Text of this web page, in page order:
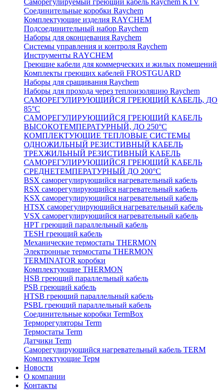
Саморегулируемый греющий кабель Raychem KTV
Соединительные коробки Raychem
Комплектующие изделия RAYCHEM
Подсоединительный набор Raychem
Наборы для оконцевания Raychem
Системы управления и контроля Raychem
Инструменты RAYCHEM
Греющие кабели для коммерческих и жилых помещений
Комплекты греющих кабелей FROSTGUARD
Наборы для сращивания Raychem
Наборы для прохода через теплоизоляцию Raychem
САМОРЕГУЛИРУЮЩИЙСЯ ГРЕЮЩИЙ КАБЕЛЬ, ДО
85°С
САМОРЕГУЛИРУЮЩИЙСЯ ГРЕЮЩИЙ КАБЕЛЬ
ВЫСОКОТЕМПЕРАТУРНЫЙ, ДО 250°С
КОМПЛЕКТУЮЩИЕ ТЕПЛОВЫЕ СИСТЕМЫ
ОДНОЖИЛЬНЫЙ РЕЗИСТИВНЫЙ КАБЕЛЬ
ТРЕХЖИЛЬНЫЙ РЕЗИСТИВНЫЙ КАБЕЛЬ
САМОРЕГУЛИРУЮЩИЙСЯ ГРЕЮЩИЙ КАБЕЛЬ
СРЕДНЕТЕМПЕРАТУРНЫЙ ДО 200°С
BSX саморегулирующийся нагревательный кабель
RSX саморегулирующийся нагревательный кабель
KSX саморегулирующийся нагревательный кабель
HTSX саморегулирующийся нагревательный кабель
VSX саморегулирующийся нагревательный кабель
НРТ греющий параллельный кабель
TESH греющий кабель
Механические термостаты THERMON
Электронные термостаты THERMON
TERMINATOR коробки
Комплектующие THERMON
HSB греющий параллельный кабель
PSB греющий кабель
HTSB греющий параллельный кабель
PSBL греющий параллельный кабель
Соединительные коробки TermBox
Терморегуляторы Term
Термостаты Term
Датчики Term
Саморегулирующийся нагревательный кабель TERM
Комплектующие Терм
Новости
О компании
Контакты